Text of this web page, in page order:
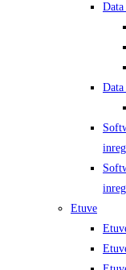
Etuve